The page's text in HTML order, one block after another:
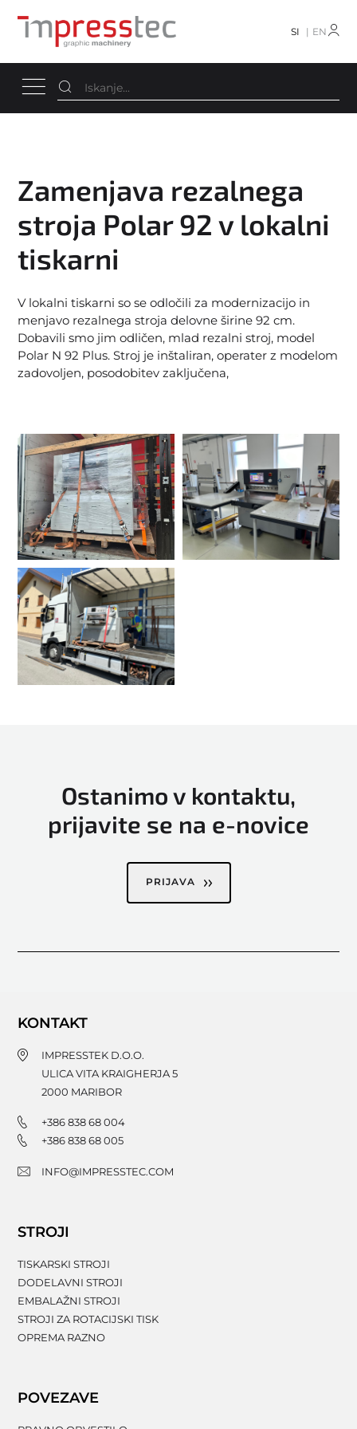
SI EN
Zamenjava rezalnega
stroja Polar 92 v lokalni
tiskarni
V lokalni tiskarni so se odločili za modernizacijo in
menjavo rezalnega stroja delovne širine 92 cm.
Dobavili smo jim odličen, mlad rezalni stroj, model
Polar N 92 Plus. Stroj je inštaliran, operater z modelom
zadovoljen, posodobitev zaključena,
Ostanimo v kontaktu,
prijavite se na e-novice
PRIJAVA
KONTAKT
IMPRESSTEK D.O.O.
ULICA VITA KRAIGHERJA 5
2000 MARIBOR
+386 838 68 004
+386 838 68 005
INFO@IMPRESSTEC.COM
STROJI
TISKARSKI STROJI
DODELAVNI STROJI
EMBALAŽNI STROJI
STROJI ZA ROTACIJSKI TISK
OPREMA RAZNO
POVEZAVE